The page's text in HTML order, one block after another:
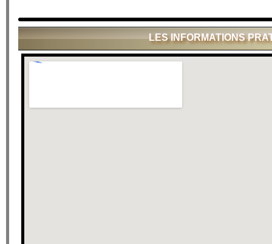
LES INFORMATIONS